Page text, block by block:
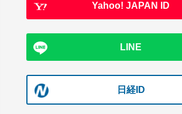
Yahoo! JAPAN ID
LINE
日経ID